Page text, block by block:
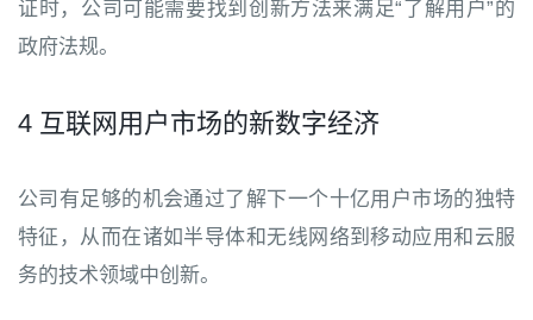
证时，公司可能需要找到创新方法来满足“了解用户”的
政府法规。
4 互联网用户市场的新数字经济
公司有足够的机会通过了解下一个十亿用户市场的独特
特征，从而在诸如半导体和无线网络到移动应用和云服
务的技术领域中创新。